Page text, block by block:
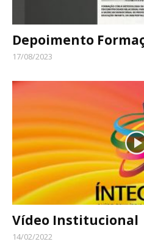
Depoimento
17/08/2023
Vídeo Institucional
14/02/2022